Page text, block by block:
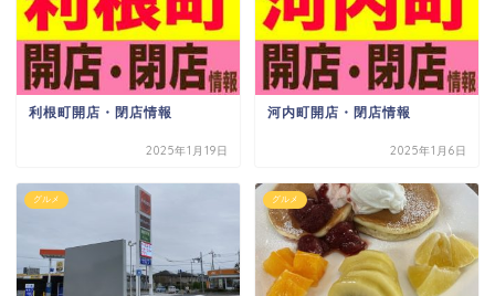
利根町開店・閉店情報
2025年1月19日
河内町開店・閉店情報
2025年1月6日
グルメ グルメ